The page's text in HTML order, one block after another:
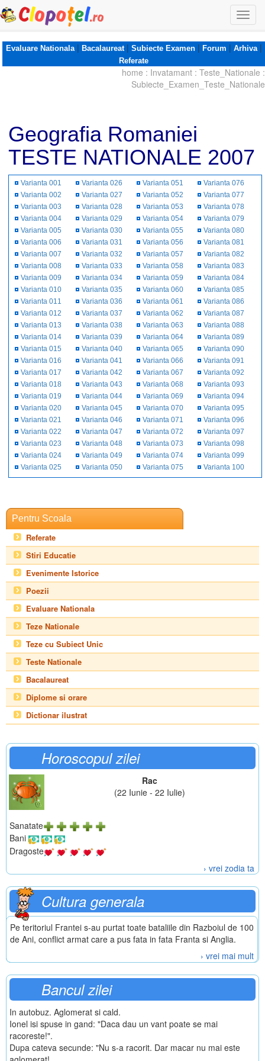
Pentru Scoala
Referate
Stiri Educatie
Evenimente Istorice
Poezii
Evaluare Nationala
Teze Nationale
Teze cu Subiect Unic
Teste Nationale
Bacalaureat
Diplome si orare
Dictionar ilustrat
Horoscopul zilei
Rac
(22 Iunie - 22 Iulie)
Sanatate
Bani
Dragoste
› vrei zodia ta
Cultura generala
Pe teritoriul Frantei s-au purtat toate bataliile din Razboiul de 100
de Ani, conflict armat care a pus fata in fata Franta si Anglia.
› vrei mai mult
Bancul zilei
In autobuz. Aglomerat si cald.
Ionel isi spuse in gand: "Daca dau un vant poate se mai
racoreste!".
Dupa cateva secunde: "Nu s-a racorit. Dar macar nu mai este
Evaluare Nationala| Bacalaureat| Subiecte Examen| Forum | Arhiva|
Referate
home : Invatamant : Teste_Nationale :
Subiecte_Examen_Teste_Nationale
Geografia Romaniei
TESTE NATIONALE 2007
Varianta 001
Varianta 002
Varianta 003
Varianta 004
Varianta 005
Varianta 006
Varianta 007
Varianta 008
Varianta 009
Varianta 010
Varianta 011
Varianta 012
Varianta 013
Varianta 014
Varianta 015
Varianta 016
Varianta 017
Varianta 018
Varianta 019
Varianta 020
Varianta 021
Varianta 022
Varianta 023
Varianta 024
Varianta 025
Varianta 026
Varianta 027
Varianta 028
Varianta 029
Varianta 030
Varianta 031
Varianta 032
Varianta 033
Varianta 034
Varianta 035
Varianta 036
Varianta 037
Varianta 038
Varianta 039
Varianta 040
Varianta 041
Varianta 042
Varianta 043
Varianta 044
Varianta 045
Varianta 046
Varianta 047
Varianta 048
Varianta 049
Varianta 050
Varianta 051
Varianta 052
Varianta 053
Varianta 054
Varianta 055
Varianta 056
Varianta 057
Varianta 058
Varianta 059
Varianta 060
Varianta 061
Varianta 062
Varianta 063
Varianta 064
Varianta 065
Varianta 066
Varianta 067
Varianta 068
Varianta 069
Varianta 070
Varianta 071
Varianta 072
Varianta 073
Varianta 074
Varianta 075
Varianta 076
Varianta 077
Varianta 078
Varianta 079
Varianta 080
Varianta 081
Varianta 082
Varianta 083
Varianta 084
Varianta 085
Varianta 086
Varianta 087
Varianta 088
Varianta 089
Varianta 090
Varianta 091
Varianta 092
Varianta 093
Varianta 094
Varianta 095
Varianta 096
Varianta 097
Varianta 098
Varianta 099
Varianta 100